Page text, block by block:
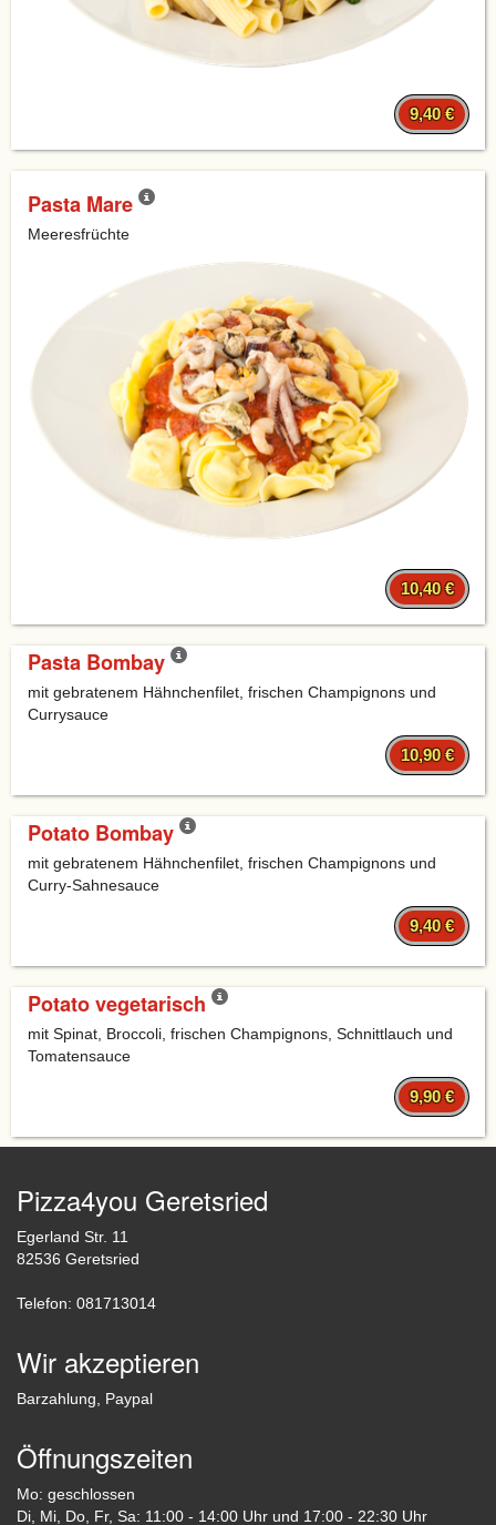
9,40 €
Pasta Mare
Meeresfrüchte
10,40 €
Pasta Bombay
mit gebratenem Hähnchenfilet, frischen Champignons und
Currysauce
10,90 €
Potato Bombay
mit gebratenem Hähnchenfilet, frischen Champignons und
Curry-Sahnesauce
9,40 €
Potato vegetarisch
mit Spinat, Broccoli, frischen Champignons, Schnittlauch und
Tomatensauce
9,90 €
Pizza4you Geretsried
Egerland Str. 11
82536 Geretsried
Telefon: 081713014
Wir akzeptieren
Barzahlung, Paypal
Öffnungszeiten
Mo: geschlossen
Di, Mi, Do, Fr, Sa: 11:00 - 14:00 Uhr und 17:00 - 22:30 Uhr